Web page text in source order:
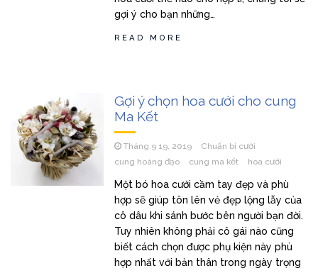
gợi ý cho bạn những…
READ MORE
Gợi ý chọn hoa cưới cho cung
Ma Kết
Tháng 9 19, 2019
Chuẩn bị cưới
cung hoàng đạo
cung ma kết hoa cưới
Một bó hoa cưới cầm tay đẹp và phù
hợp sẽ giúp tôn lên vẻ đẹp lộng lẫy của
cô dâu khi sánh bước bên người bạn đời.
Tuy nhiên không phải cô gái nào cũng
biết cách chọn được phụ kiện này phù
hợp nhất với bản thân trong ngày trọng